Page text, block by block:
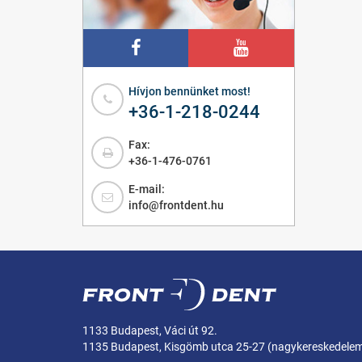
Hívjon bennünket most!
+36-1-218-0244
Fax:
+36-1-476-0761
E-mail:
info@frontdent.hu
1133 Budapest, Váci út 92.
1135 Budapest, Kisgömb utca 25-27